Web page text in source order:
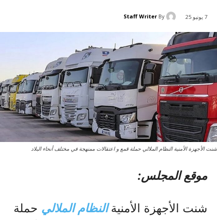
7 يونيو 25 By
Staff Writer
شنت الأجهزة الأمنية النظام الملالي حملة قمع و اعتقالات ممنهجة في مختلف أنحاء البلاد
موقع المجلس:
شنت الأجهزة الأمنيةالنظام الملالي حملة